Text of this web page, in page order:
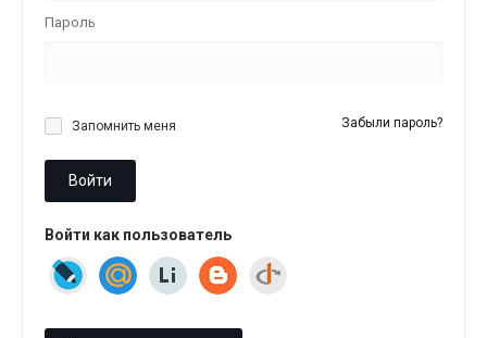
Пароль
Запомнить меня Забыли пароль?
Войти
Войти как пользователь